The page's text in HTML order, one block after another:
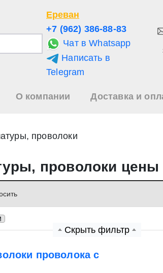
Ереван
+7 (962) 386-88-83
Чат в Whatsapp
Написать в
Telegram
О компании Доставка и
проволоки
проволоки цены
Скрыть фильтр
проволока с